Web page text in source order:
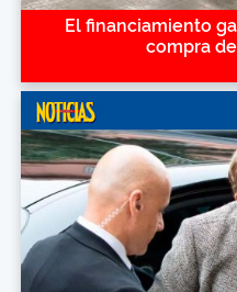
El financiamiento
compra